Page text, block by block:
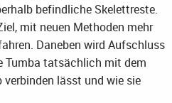
befindliche Skelettreste.
mit neuen Methoden mehr
Daneben wird Aufschluss
Tumba tatsächlich mit dem
lässt und wie sie